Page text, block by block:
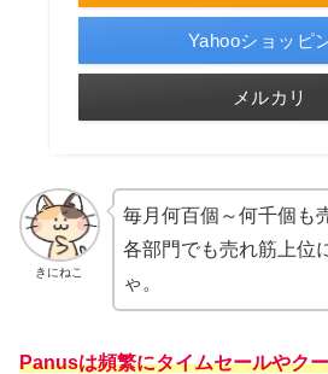
Yahooショッピ
メルカリ
きにねこ
毎月何百個～何千個も
各部門でも売れ筋上位
ゃ。
Panusは頻繁にタイムセールやク